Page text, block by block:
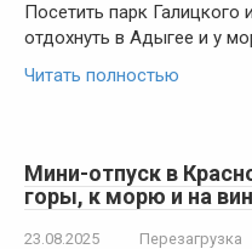
Посетить парк Галицкого
отдохнуть в Адыгее и у
Читать полностью
Мини-отпуск в
горы, к морю и на
23.08.2025 Перезагрузка